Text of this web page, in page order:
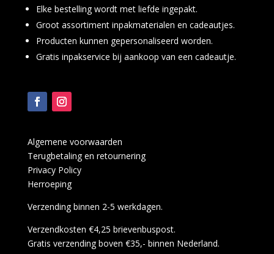
Elke bestelling wordt met liefde ingepakt.
Groot assortiment inpakmaterialen en cadeautjes.
Producten kunnen gepersonaliseerd worden.
Gratis inpakservice bij aankoop van een cadeautje.
Algemene voorwaarden
Terugbetaling en retournering
Privacy Policy
Herroeping
Verzending binnen 2-5 werkdagen.
Verzendkosten €4,25 brievenbuspost.
Gratis verzending boven €35,- binnen Nederland.